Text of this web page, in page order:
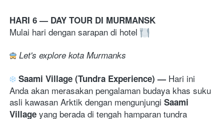
HARI 6 — DAY TOUR DI MURMANSK
Mulai hari dengan sarapan di hotel
Let's explore kota Murmanks
Saami Village (Tundra Experience) — Hari ini
Anda akan merasakan pengalaman budaya khas suku
asli kawasan Arktik dengan mengunjungi Saami
Village yang berada di tengah hamparan tundra